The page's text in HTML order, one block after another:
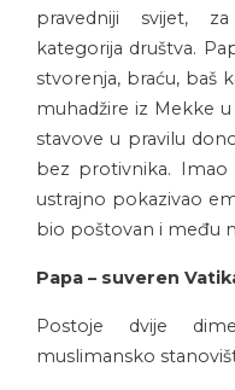
pravedniji svijet,
kategorija društva.
stvorenja, braću, baš
muhadžire iz Mekke
stavove u pravilu
bez protivnika.
ustrajno pokazivao
bio poštovan i među
Papa – suveren
Postoje dvije
muslimansko